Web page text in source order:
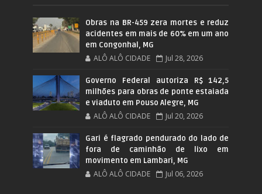
Obras na BR-459 zera mortes e reduz
acidentes em mais de 60% em um ano
em Congonhal, MG
ALÔ ALÔ CIDADE Jul 28, 2026
Governo Federal autoriza R$ 142,5
milhões para obras de ponte estaiada
e viaduto em Pouso Alegre, MG
ALÔ ALÔ CIDADE Jul 20, 2026
Gari é flagrado pendurado do lado de
fora de caminhão de lixo em
movimento em Lambari, MG
ALÔ ALÔ CIDADE Jul 06, 2026